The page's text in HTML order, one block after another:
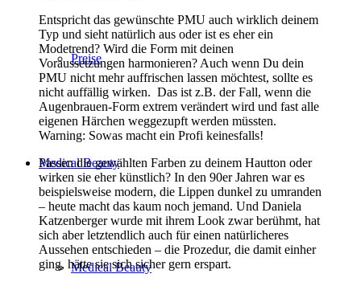
Preise
Medical Beauty
Medical Beauty
Entspricht das gewünschte PMU auch wirklich deinem
Typ und sieht natürlich aus oder ist es eher ein
Modetrend? Wird die Form mit deinen
Voraussetzungen harmonieren? Auch wenn Du dein
PMU nicht mehr auffrischen lassen möchtest, sollte es
nicht auffällig wirken. Das ist z.B. der Fall, wenn die
Augenbrauen-Form extrem verändert wird und fast alle
eigenen Härchen weggezupft werden müssten.
Warning: Sowas macht ein Profi keinesfalls!
Passen die gewählten Farben zu deinem Hautton oder
wirken sie eher künstlich? In den 90er Jahren war es
beispielsweise modern, die Lippen dunkel zu umranden
– heute macht das kaum noch jemand. Und Daniela
Katzenberger wurde mit ihrem Look zwar berühmt, hat
sich aber letztendlich auch für einen natürlicheres
Aussehen entschieden – die Prozedur, die damit einher
ging, hätte sie sich sicher gern erspart.